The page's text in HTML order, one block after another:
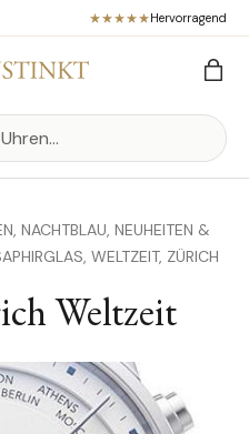
Hervorragend
NACHTBLAU, NEUHEITEN &
WELTZEIT, ZÜRICH
Weltzeit